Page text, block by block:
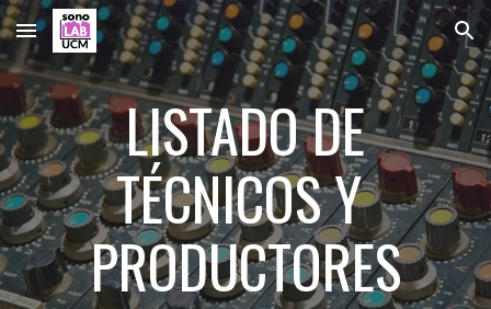
Skip to main content Skip to navigation
LISTADO DE
TÉCNICOS Y
PRODUCTORES